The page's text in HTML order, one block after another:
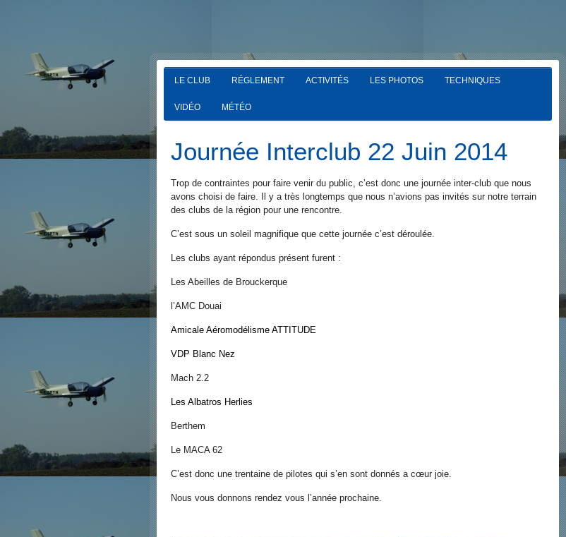
LE CLUB RÉGLEMENT ACTIVITÉS LES PHOTOS TECHNIQUES
VIDÉO MÉTÉO
Journée Interclub 22 Juin 2014
Trop de contraintes pour faire venir du public, c’est donc une journée inter-club que nous
avons choisi de faire. Il y a très longtemps que nous n’avions pas invités sur notre terrain
des clubs de la région pour une rencontre.
C’est sous un soleil magnifique que cette journée c’est déroulée.
Les clubs ayant répondus présent furent :
Les Abeilles de Brouckerque
l’AMC Douai
Amicale Aéromodélisme ATTITUDE
VDP Blanc Nez
Mach 2.2
Les Albatros Herlies
Berthem
Le MACA 62
C’est donc une trentaine de pilotes qui s’en sont donnés a cœur joie.
Nous vous donnons rendez vous l’année prochaine.